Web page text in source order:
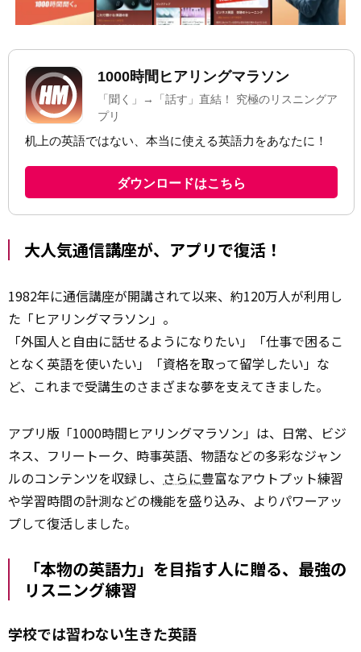
大人気通信講座が、アプリで復活！
1982年に通信講座が開講されて以来、約120万人が利用し
た「ヒアリングマラソン」。
「外国人と自由に話せるようになりたい」「仕事で困るこ
となく英語を使いたい」「資格を取って留学したい」な
ど、これまで受講生のさまざまな夢を支えてきました。
アプリ版「1000時間ヒアリングマラソン」は、日常、ビジ
ネス、フリートーク、時事英語、物語などの多彩なジャン
ルのコンテンツを収録し、 さらに豊富なアウトプット練習
や学習時間の計測などの機能を盛り込み、よりパワーアッ
プして復活しました。
「本物の英語力」を目指す人に贈る、最強の
リスニング練習
学校では習わない生きた英語